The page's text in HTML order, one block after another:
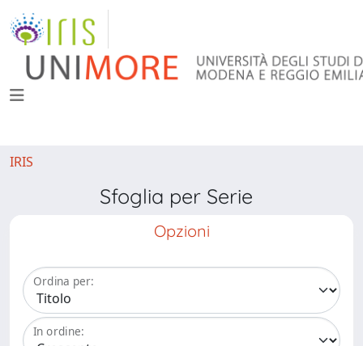
IRIS
Sfoglia per Serie
Opzioni
Ordina per:
In ordine: